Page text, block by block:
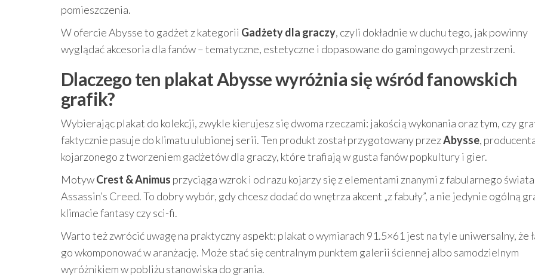
pomieszczenia.
W ofercie Abysse to gadżet z kategorii Gadżety dla graczy, czyli dokładnie w duchu tego, jak powinny
wyglądać akcesoria dla fanów – tematyczne, estetyczne i dopasowane do gamingowych przestrzeni.
Dlaczego ten plakat Abysse wyróżnia się wśród fanowskich
grafik?
Wybierając plakat do kolekcji, zwykle kierujesz się dwoma rzeczami: jakością wykonania oraz tym, czy
faktycznie pasuje do klimatu ulubionej serii. Ten produkt został przygotowany przezAbysse,
kojarzonego z tworzeniem gadżetów dla graczy, które trafiają w gusta fanów popkultury i gier.
MotywCrest & Animus przyciąga wzrok i od razu kojarzy się z elementami znanymi z fabularnego świata
Assassin’s Creed. To dobry wybór, gdy chcesz dodać do wnętrza akcent „z fabuły”, a nie jedynie ogólną
klimacie fantasy czy sci-fi.
Warto też zwrócić uwagę na praktyczny aspekt: plakat o wymiarach 91.5×61 jest na tyle uniwersalny, że
go wkomponować w aranżację. Może stać się centralnym punktem galerii ściennej albo samodzielnym
wyróżnikiem w pobliżu stanowiska do grania.